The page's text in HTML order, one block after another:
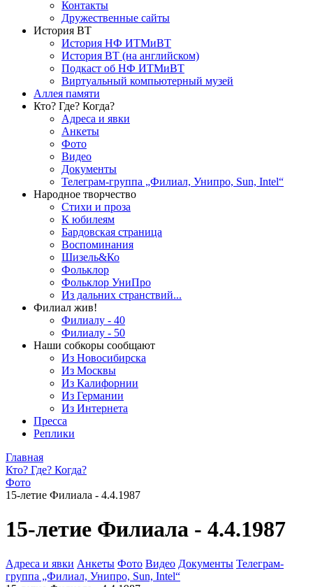
Контакты
Дружественные сайты
История ВТ
История НФ ИТМиВТ
История ВТ (на английском)
Подкаст об НФ ИТМиВТ
Виртуальный компьютерный музей
Аллея памяти
Кто? Где? Когда?
Адреса и явки
Анкеты
Фото
Видео
Документы
Телеграм-группа „Филиал, Унипро, Sun, Intel“
Народное творчество
Стихи и проза
К юбилеям
Бардовская страница
Воспоминания
Шизель&Ко
Фольклор
Фольклор УниПро
Из дальних странствий...
Филиал жив!
Филиалу - 40
Филиалу - 50
Наши собкоры сообщают
Из Новосибирска
Из Москвы
Из Калифорнии
Из Германии
Из Интернета
Пресса
Реплики
Главная
Кто? Где? Когда?
Фото
15-летие Филиала - 4.4.1987
15-летие Филиала - 4.4.1987
Адреса и явки Анкеты Фото Видео Документы Телеграм-
группа „Филиал, Унипро, Sun, Intel“